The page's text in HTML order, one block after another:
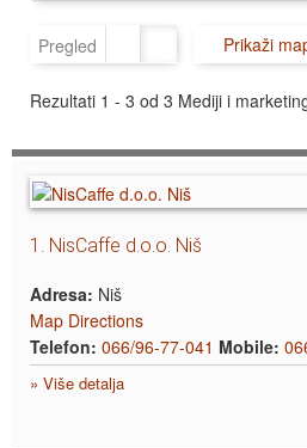
Pregled Prikaži
Rezultati 1 - 3 od 3 Mediji i
1. NisCaffe d.o.o. Niš
Adresa: Niš
Map Directions
Telefon: 066/96-77-041 Mobile:
» Više detalja